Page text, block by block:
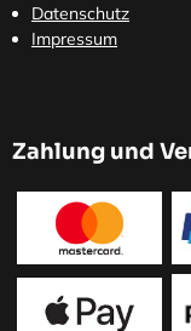
Datenschutz
Impressum
Zahlung und